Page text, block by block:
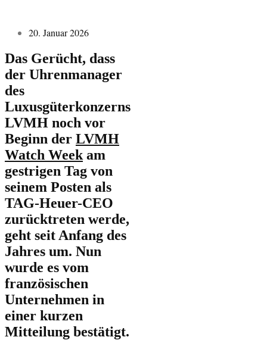
20. Januar 2026
Das Gerücht, dass
der Uhrenmanager
des
Luxusgüterkonzerns
LVMH noch vor
Beginn der LVMH
Watch Week am
gestrigen Tag von
seinem Posten als
TAG-Heuer-CEO
zurücktreten werde,
geht seit Anfang des
Jahres um. Nun
wurde es vom
französischen
Unternehmen in
einer kurzen
Mitteilung bestätigt.